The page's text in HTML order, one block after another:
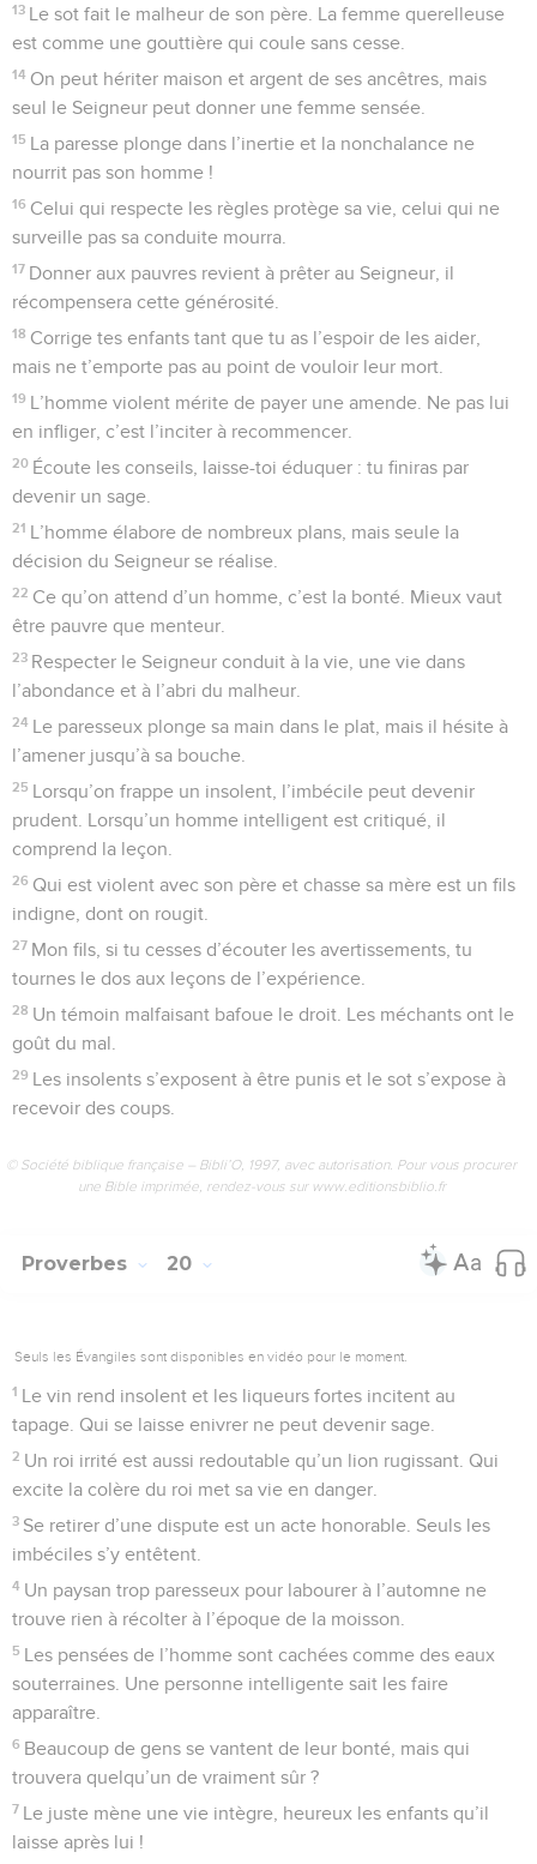
13 Le sot fait le malheur de son père. La femme querelleuse
est comme une gouttière qui coule sans cesse.
14 On peut hériter maison et argent de ses ancêtres, mais
seul le Seigneur peut donner une femme sensée.
15 La paresse plonge dans l’inertie et la nonchalance ne
nourrit pas son homme !
16 Celui qui respecte les règles protège sa vie, celui qui ne
surveille pas sa conduite mourra.
17 Donner aux pauvres revient à prêter au Seigneur, il
récompensera cette générosité.
18 Corrige tes enfants tant que tu as l’espoir de les aider,
mais ne t’emporte pas au point de vouloir leur mort.
19 L’homme violent mérite de payer une amende. Ne pas lui
en infliger, c’est l’inciter à recommencer.
20 Écoute les conseils, laisse-toi éduquer : tu finiras par
devenir un sage.
21 L’homme élabore de nombreux plans, mais seule la
décision du Seigneur se réalise.
22 Ce qu’on attend d’un homme, c’est la bonté. Mieux vaut
être pauvre que menteur.
23 Respecter le Seigneur conduit à la vie, une vie dans
l’abondance et à l’abri du malheur.
24 Le paresseux plonge sa main dans le plat, mais il hésite à
l’amener jusqu’à sa bouche.
25 Lorsqu’on frappe un insolent, l’imbécile peut devenir
prudent. Lorsqu’un homme intelligent est critiqué, il
comprend la leçon.
26 Qui est violent avec son père et chasse sa mère est un fils
indigne, dont on rougit.
27 Mon fils, si tu cesses d’écouter les avertissements, tu
tournes le dos aux leçons de l’expérience.
28 Un témoin malfaisant bafoue le droit. Les méchants ont le
goût du mal.
29 Les insolents s’exposent à être punis et le sot s’expose à
recevoir des coups.
© Société biblique française – Bibli’O, 1997, avec autorisation. Pour vous procurer
une Bible imprimée, rendez-vous sur www.editionsbiblio.fr
Proverbes 20
Seuls les Évangiles sont disponibles en vidéo pour le moment.
1 Le vin rend insolent et les liqueurs fortes incitent au
tapage. Qui se laisse enivrer ne peut devenir sage.
2 Un roi irrité est aussi redoutable qu’un lion rugissant. Qui
excite la colère du roi met sa vie en danger.
3 Se retirer d’une dispute est un acte honorable. Seuls les
imbéciles s’y entêtent.
4 Un paysan trop paresseux pour labourer à l’automne ne
trouve rien à récolter à l’époque de la moisson.
5 Les pensées de l’homme sont cachées comme des eaux
souterraines. Une personne intelligente sait les faire
apparaître.
6 Beaucoup de gens se vantent de leur bonté, mais qui
trouvera quelqu’un de vraiment sûr ?
7 Le juste mène une vie intègre, heureux les enfants qu’il
laisse après lui !